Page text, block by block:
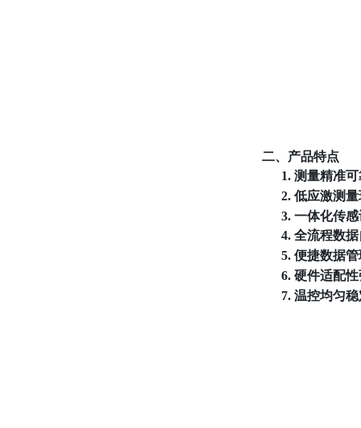
二、产品特点
1. 测量精准可
2. 低应激测
3. 一体化传
4. 全流程数
5. 便捷数据管
6. 硬件适配性
7. 温控均匀稳